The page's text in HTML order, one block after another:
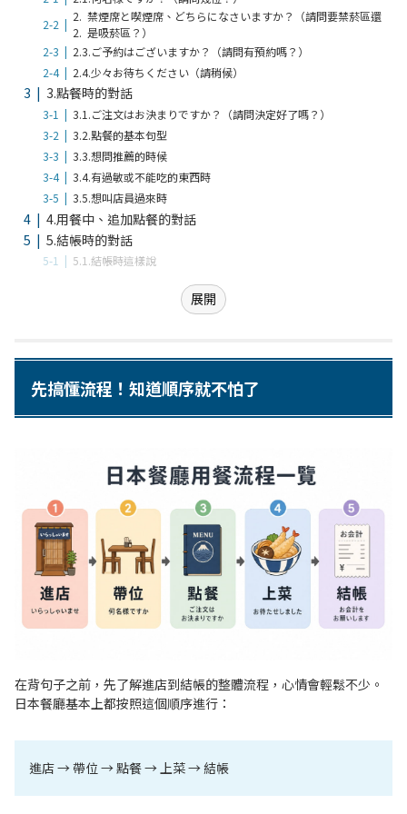
2.
2.
禁煙席と喫煙席、どちらになさいますか？（請問要禁菸區還
是吸菸區？）
2.3.ご予約はございますか？（請問有預約嗎？）
2.4.少々お待ちください（請稍候）
3.點餐時的對話
3.1.ご注文はお決まりですか？（請問決定好了嗎？）
3.2.點餐的基本句型
3.3.想問推薦的時候
3.4.有過敏或不能吃的東西時
3.5.想叫店員過來時
4.用餐中、追加點餐的對話
5.結帳時的對話
5.1.結帳時這樣說
展開
先搞懂流程！知道順序就不怕了
在背句子之前，先了解進店到結帳的整體流程，心情會輕鬆不少。
日本餐廳基本上都按照這個順序進行：
進店 → 帶位 → 點餐 → 上菜 → 結帳